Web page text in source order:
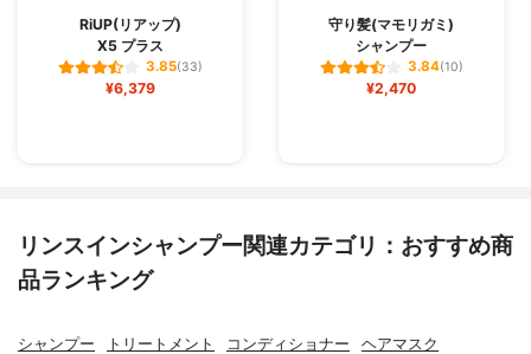
RiUP(リアップ)
X5 プラス
3.85(33)
¥6,379
守り髪(マモリガミ)
シャンプー
3.84(10)
¥2,470
リンスインシャンプー関連カテゴリ：おすすめ商
品ランキング
シャンプー トリートメント コンディショナー ヘアマスク